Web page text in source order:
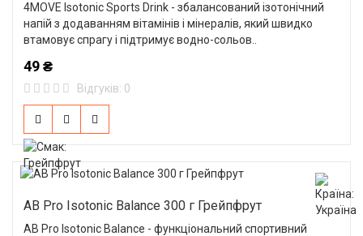
4MOVE Isotonic Sports Drink - збалансований ізотонічний
напій з додаванням вітамінів і мінералів, який швидко
втамовує спрагу і підтримує водно-сольов..
49 ₴
Відгуків: 0
AB Pro Isotonic Balance 300 г Грейпфрут
AB Pro Isotonic Balance - функціональний спортивний